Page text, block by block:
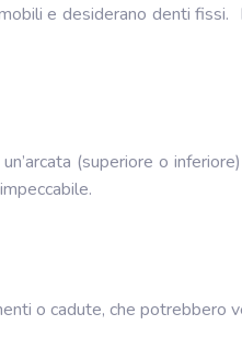
e desiderano denti fissi.
(superiore o
o cadute, che potrebbero